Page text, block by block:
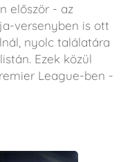
először - az
versenyben is ott
nyolc találatára
Ezek közül
League-ben -